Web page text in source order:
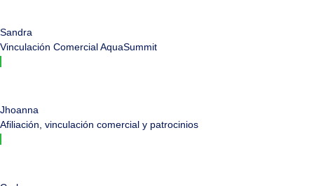
Sandra
Vinculación Comercial AquaSummit
Jhoanna
Afiliación, vinculación comercial y patrocinios